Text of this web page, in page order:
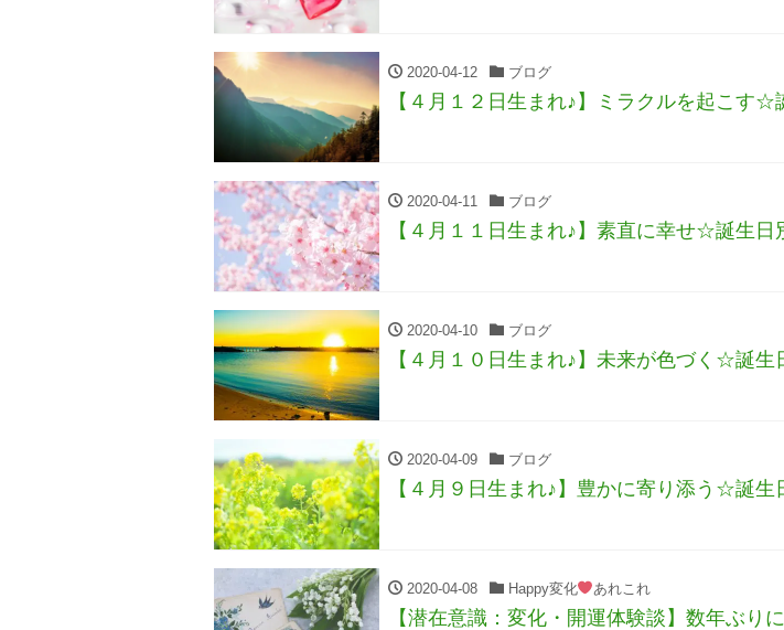
2020-04-12 ブログ
【４月１２日生まれ♪】ミラクルを起こす
2020-04-11 ブログ
【４月１１日生まれ♪】素直に幸せ☆誕生
2020-04-10 ブログ
【４月１０日生まれ♪】未来が色づく☆誕
2020-04-09 ブログ
【４月９日生まれ♪】豊かに寄り添う☆誕
2020-04-08 Happy変化 あれこれ
【潜在意識：変化・開運体験談】数年ぶり